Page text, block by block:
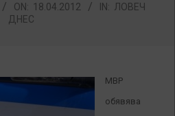
ON: 18.04.2012 IN: ЛОВЕЧ
ДНЕС
МВР
обявява